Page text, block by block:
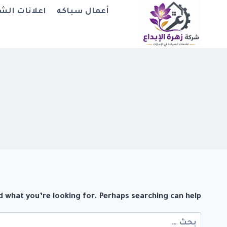
المحتوى
أعمال سباكه اعلانات
what you’re looking for. Perhaps searching can help.
البحث